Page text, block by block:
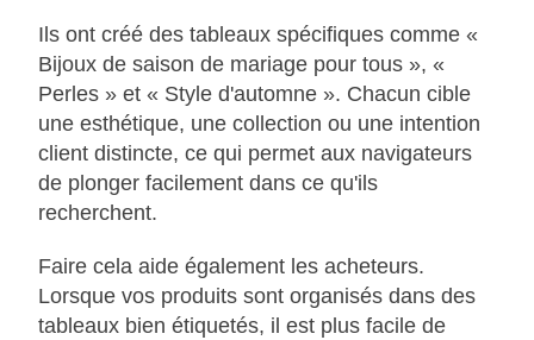
Ils ont créé des tableaux spécifiques comme «
Bijoux de saison de mariage pour tous », «
Perles » et « Style d'automne ». Chacun cible
une esthétique, une collection ou une intention
client distincte, ce qui permet aux navigateurs
de plonger facilement dans ce qu'ils
recherchent.
Faire cela aide également les acheteurs.
Lorsque vos produits sont organisés dans des
tableaux bien étiquetés, il est plus facile de